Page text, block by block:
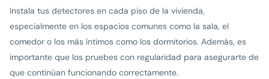
Instala tus detectores en cada piso de la vivienda,
especialmente en los espacios comunes como la sala, el
comedor o los más íntimos como los dormitorios. Además, es
importante que los pruebes con regularidad para asegurarte de
que continúan funcionando correctamente.